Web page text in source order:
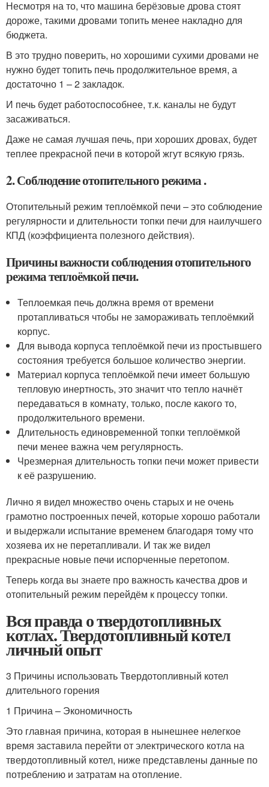
Несмотря на то, что машина берёзовые дрова стоят
дороже, такими дровами топить менее накладно для
бюджета.
В это трудно поверить, но хорошими сухими дровами не
нужно будет топить печь продолжительное время, а
достаточно 1 – 2 закладок.
И печь будет работоспособнее, т.к. каналы не будут
засаживаться.
Даже не самая лучшая печь, при хороших дровах, будет
теплее прекрасной печи в которой жгут всякую грязь.
2. Соблюдение отопительного режима .
Отопительный режим теплоёмкой печи – это соблюдение
регулярности и длительности топки печи для наилучшего
КПД (коэффициента полезного действия).
Причины важности соблюдения отопительного
режима теплоёмкой печи.
Теплоемкая печь должна время от времени
протапливаться чтобы не замораживать теплоёмкий
корпус.
Для вывода корпуса теплоёмкой печи из простывшего
состояния требуется большое количество энергии.
Материал корпуса теплоёмкой печи имеет большую
тепловую инертность, это значит что тепло начнёт
передаваться в комнату, только, после какого то,
продолжительного времени.
Длительность единовременной топки теплоёмкой
печи менее важна чем регулярность.
Чрезмерная длительность топки печи может привести
к её разрушению.
Лично я видел множество очень старых и не очень
грамотно построенных печей, которые хорошо работали
и выдержали испытание временем благодаря тому что
хозяева их не перетапливали. И так же видел
прекрасные новые печи испорченные перетопом.
Теперь когда вы знаете про важность качества дров и
отопительный режим перейдём к процессу топки.
Вся правда о твердотопливных
котлах. Твердотопливный котел
личный опыт
3 Причины использовать Твердотопливный котел
длительного горения
1 Причина – Экономичность
Это главная причина, которая в нынешнее нелегкое
время заставила перейти от электрического котла на
твердотопливный котел, ниже представлены данные по
потреблению и затратам на отопление.